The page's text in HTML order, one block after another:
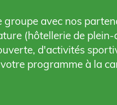
avec nos
(hôtellerie de plein-
d'activités
programme à la